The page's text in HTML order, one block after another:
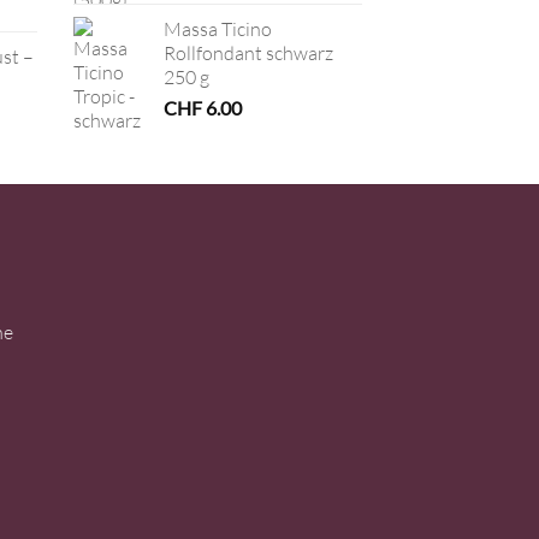
–
Massa Ticino
Rollfondant schwarz
250 g
CHF6.00